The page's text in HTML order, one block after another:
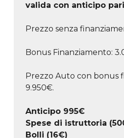
valida con anticipo
Prezzo senza
Bonus Finanziamento:
Prezzo Auto con bonus
9.950€.
Anticipo 995€
Spese di istruttoria
Bolli (16€)